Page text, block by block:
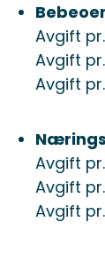
Avgift
Avgift
Avgift
Avgift
Avgift
Avgift